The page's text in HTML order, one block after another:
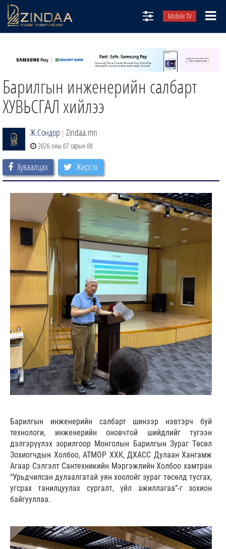
Mobile TV
ТВ8
ӨГЛӨӨНИЙ СОНИН
АУДИО ЗОХИОЛ
Барилгын инженерийн салбарт
ХУВЬСГАЛ хийлээ
Ж.Сондор | Zindaa.mn
2026 оны 07 сарын 08
Хуваалцах Жиргэх
Барилгын инженерийн салбарт шинээр нэвтэрч буй
технологи, инженерийн оновчтой шийдлийг түгээн
дэлгэрүүлэх зорилгоор Монголын Барилгын Зураг Төсөл
Зохиогчдын Холбоо, АТМОР ХХК, ДХАСС Дулаан Хангамж
Агаар Сэлгэлт Cантехникийн Мэргэжлийн Холбоо хамтран
“Урьдчилсан дулаалгатай уян хоолойг зураг төсөлд тусгах,
угсрах танилцуулах сургалт, үйл ажиллагаа”-г зохион
байгууллаа.